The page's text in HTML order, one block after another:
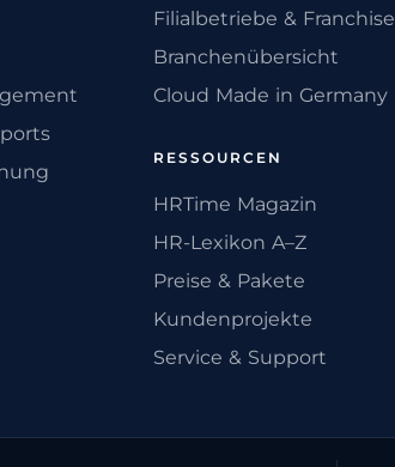
Filialbetriebe & Franchise
Branchenübersicht
Cloud Made in Germany
RESSOURCEN
HRTime Magazin
HR-Lexikon A–Z
Preise & Pakete
Kundenprojekte
Service & Support